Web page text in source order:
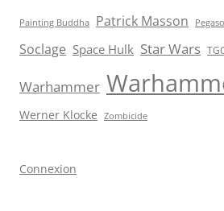
Painting Buddha Patrick Masson
Soclage Space Hulk Star Wars
Warhammer
Werner Klocke Zombicide
Connexion